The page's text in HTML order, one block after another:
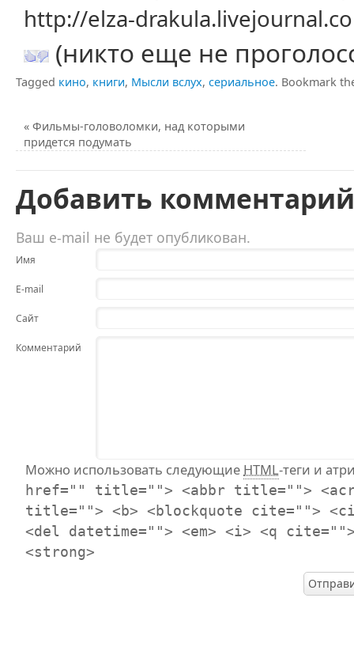
http://elza-
(никто еще не
Tagged кино, книги, Мысли вслух, сериальное. Bookmark
« Фильмы-головоломки, над которыми
придется подумать
Добавить комментарий
Ваш e-mail не будет опубликован.
Имя
E-mail
Сайт
Комментарий
Можно использовать следующие HTML-теги и
href="" title=""> <abbr title="">
title=""> <b> <blockquote cite="">
<del datetime=""> <em> <i> <q
<strong>